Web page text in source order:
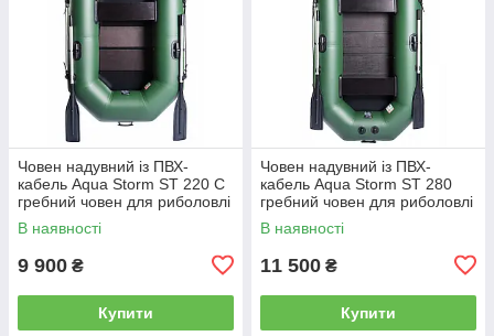
Човен надувний із ПВХ-
кабель Aqua Storm ST 220 C
гребний човен для риболовлі
1-місний сланевий настил
В наявності
9 900 ₴
Купити
Човен надувний із ПВХ-
кабель Aqua Storm ST 280
гребний човен для риболовлі
2-місний
В наявності
11 500 ₴
Купити